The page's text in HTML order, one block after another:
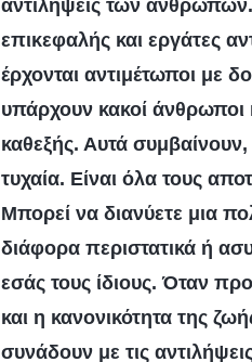
αντιλήψεις των
επικεφαλής και εργάτες
έρχονται αντιμέτωποι με
υπάρχουν κακοί άνθρωποι
καθεξής. Αυτά
τυχαία. Είναι όλα τους
Μπορεί να διανύετε μια
διάφορα περιστατικά ή
εσάς τους ίδιους. Όταν
και η κανονικότητα της
συνάδουν με τις